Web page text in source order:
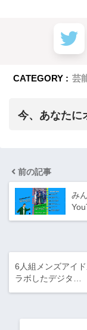
CATEGORY : 芸
今、あなたに
前の記事
み
6人組メンズアイ
ラボしたデジタ…